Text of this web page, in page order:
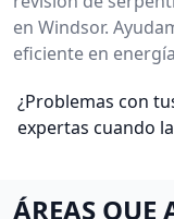
en Windsor.
eficiente en
¿Problemas con
expertas cuando
ÁREAS QUE